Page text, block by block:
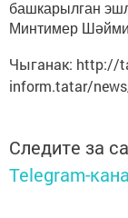
башкарылган
Минтимер
Чыганак: http://
inform.tatar/
Следите за
Telegram-